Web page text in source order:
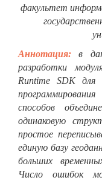
факультет
Аннотация: в
разработки
Runtime SDK для
способов
одинаковую
простое
единую базу
больших
Число ошибок